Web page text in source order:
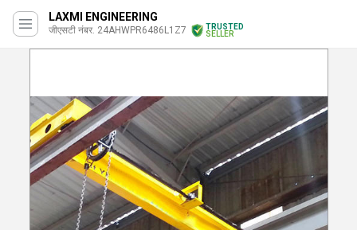
LAXMI ENGINEERING
जीएसटी नंबर. 24AHWPR6486L1Z7
TRUSTED
SELLER